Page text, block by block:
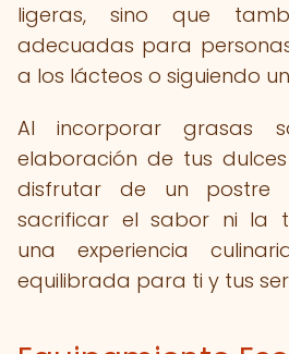
ligeras, sino que
adecuadas para
a los lácteos o siguiendo
Al incorporar grasas
elaboración de tus
disfrutar de un postre
sacrificar el sabor ni la
una experiencia
equilibrada para ti y tus